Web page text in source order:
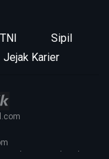
TNI
Sipil
Jejak Karier